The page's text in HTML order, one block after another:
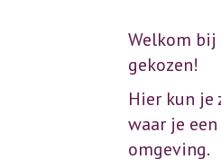
Welkom
gekozen!
Hier kun je
waar je
omgeving.